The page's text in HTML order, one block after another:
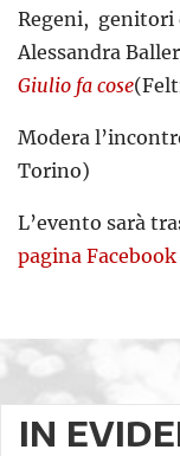
Regeni, genitori
Alessandra
Giulio fa cose
Modera
Torino)
L’evento sarà
pagina Facebook
IN